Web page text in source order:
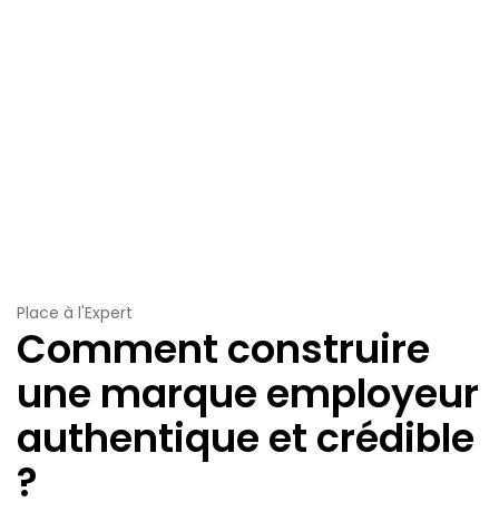
Place à l'Expert
Comment construire
une marque employeur
authentique et crédible
?